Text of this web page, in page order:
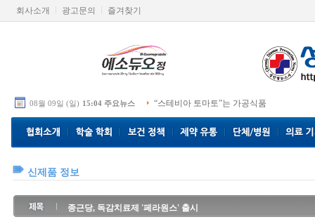
회사소개 광고문의 즐겨찾기
08월 09일 (일) 15:04 주요뉴스 “스테비아 토마토”는 가공식품
신제품 정보
종근당, 독감치료제 '페라원스' 출시